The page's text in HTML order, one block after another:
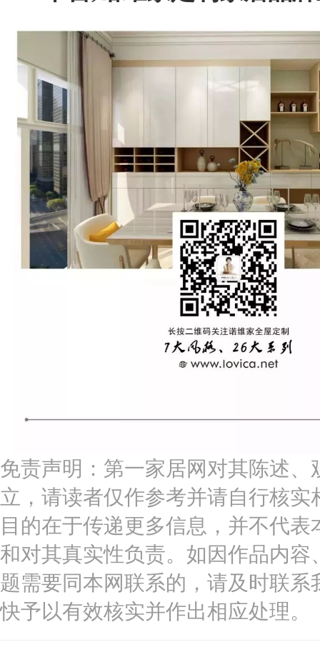
免责声明：第一家居网对其陈述、
立，请读者仅作参考并请自行核实
目的在于传递更多信息，并不代表
和对其真实性负责。如因作品内容
题需要同本网联系的，请及时联系
快予以有效核实并作出相应处理。